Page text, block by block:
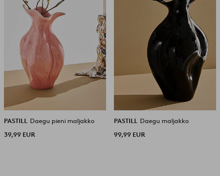
PASTILL Daegu pieni maljakko
39,99 EUR
PASTILL Daegu maljakko
99,99 EUR